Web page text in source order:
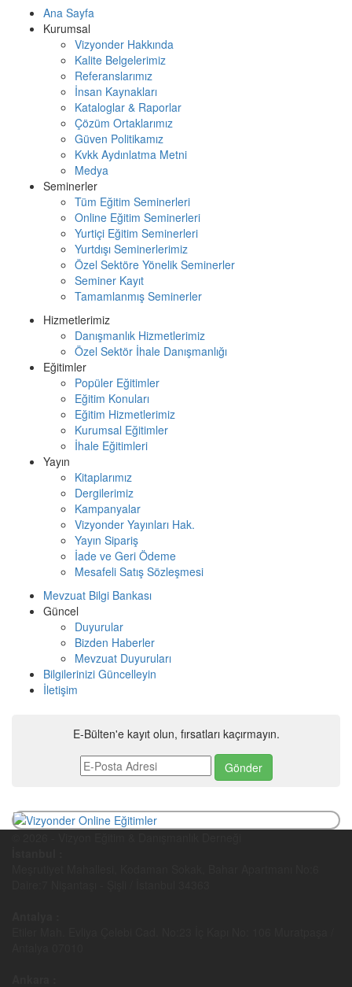
Ana Sayfa
Kurumsal
Vizyonder Hakkında
Kalite Belgelerimiz
Referanslarımız
İnsan Kaynakları
Kataloglar & Raporlar
Çözüm Ortaklarımız
Güven Politikamız
Kvkk Aydınlatma Metni
Medya
Seminerler
Tüm Eğitim Seminerleri
Online Eğitim Seminerleri
Yurtiçi Eğitim Seminerleri
Yurtdışı Seminerlerimiz
Özel Sektöre Yönelik Seminerler
Seminer Kayıt
Tamamlanmış Seminerler
Hizmetlerimiz
Danışmanlık Hizmetlerimiz
Özel Sektör İhale Danışmanlığı
Eğitimler
Popüler Eğitimler
Eğitim Konuları
Eğitim Hizmetlerimiz
Kurumsal Eğitimler
İhale Eğitimleri
Yayın
Kitaplarımız
Dergilerimiz
Kampanyalar
Vizyonder Yayınları Hak.
Yayın Sipariş
İade ve Geri Ödeme
Mesafeli Satış Sözleşmesi
Mevzuat Bilgi Bankası
Güncel
Duyurular
Bizden Haberler
Mevzuat Duyuruları
Bilgilerinizi Güncelleyin
İletişim
E-Bülten'e kayıt olun, fırsatları kaçırmayın.